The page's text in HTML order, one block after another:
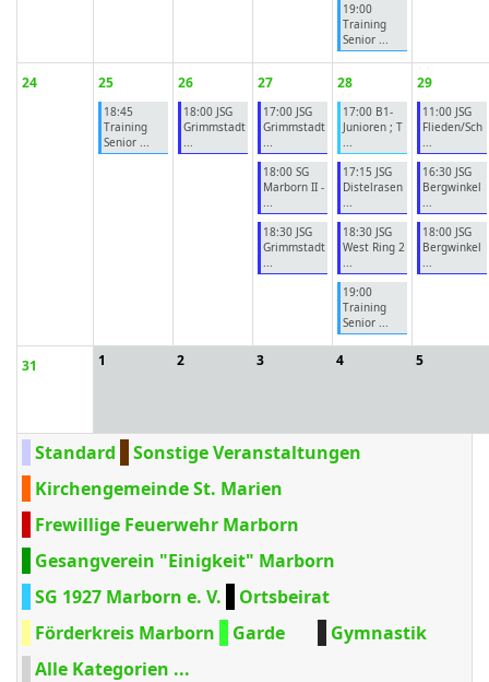
19:00
Training
Senior ...
24 25
18:45
Training
Senior ...
26
18:00 JSG
Grimmstadt
...
27
17:00 JSG
Grimmstadt
...
18:00 SG
Marborn II -
...
18:30 JSG
Grimmstadt
...
28
17:00 B1-
Junioren ; T
...
17:15 JSG
Distelrasen
...
18:30 JSG
West Ring 2
...
19:00
Training
Senior ...
29
11:00 JSG
Flieden/Sch
...
16:30 JSG
Bergwinkel
...
18:00 JSG
Bergwinkel
...
31 1 2 3 4 5
Standard
Sonstige Veranstaltungen
Kirchengemeinde St. Marien
Frewillige Feuerwehr Marborn
Gesangverein "Einigkeit" Marborn
SG 1927 Marborn e. V.
Ortsbeirat
Förderkreis Marborn
Garde
Gymnastik
Alle Kategorien ...